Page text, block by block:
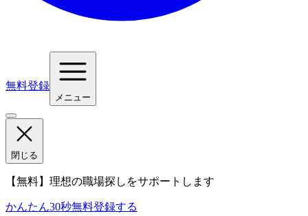
無料登録
メニュー
閉じる
【無料】理想の職場探しをサポートします
かんたん30秒無料登録する